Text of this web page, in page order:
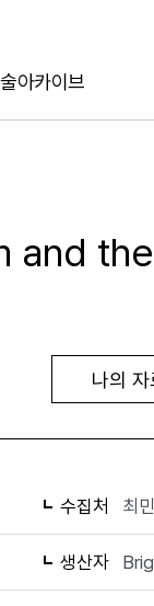
아카이브
and
나의 자
수집처 최민
생산자